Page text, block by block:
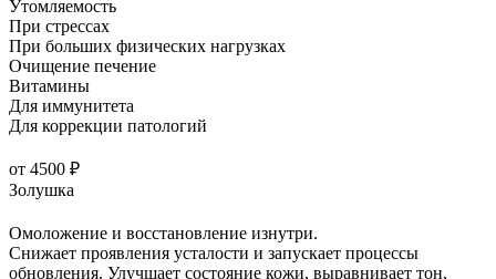
Утомляемость
При стрессах
При больших физических нагрузках
Очищение печение
Витамины
Для иммунитета
Для коррекции патологий
от 4500 ₽
Золушка
Омоложение и восстановление изнутри.
Снижает проявления усталости и запускает процессы
обновления. Улучшает состояние кожи, выравнивает тон,